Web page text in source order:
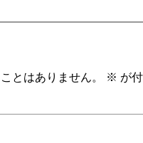
とはありません。 ※ が